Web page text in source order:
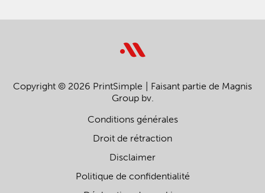
Copyright © 2026 PrintSimple
Faisant partie de Magnis
Group bv.
Conditions générales
Droit de rétraction
Disclaimer
Politique de confidentialité